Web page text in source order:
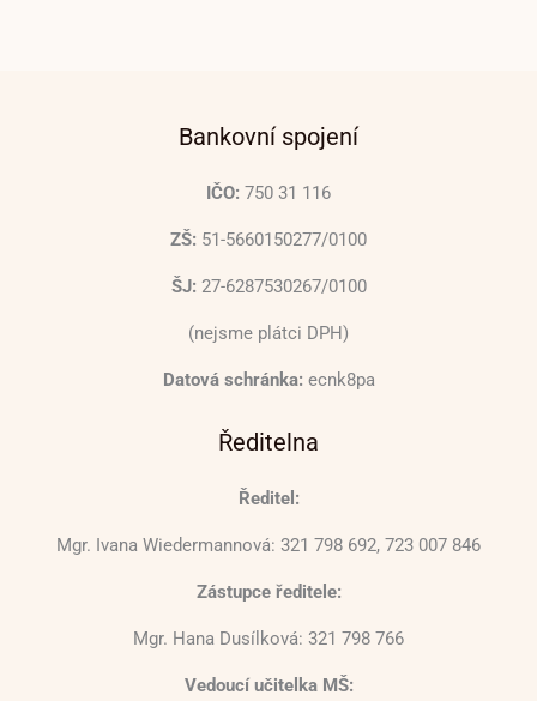
Bankovní spojení
IČO: 750 31 116
ZŠ: 51-5660150277/0100
ŠJ: 27-6287530267/0100
(nejsme plátci DPH)
Datová schránka: ecnk8pa
Ředitelna
Ředitel:
Mgr. Ivana Wiedermannová: 321 798 692, 723 007 846
Zástupce ředitele:
Mgr. Hana Dusílková: 321 798 766
Vedoucí učitelka MŠ: